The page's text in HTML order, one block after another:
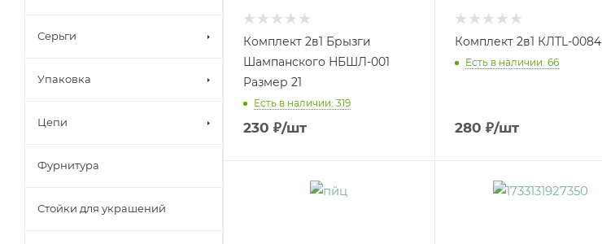
Комплект 2в1 Брызги
Шампанского НБШЛ-001
Размер 21
Есть в наличии: 319
230 ₽/шт
Комплект 2в1 КЛТL-0084
Есть в наличии: 66
280 ₽/шт
Серьги
Упаковка
Цепи
Фурнитура
Стойки для украшений